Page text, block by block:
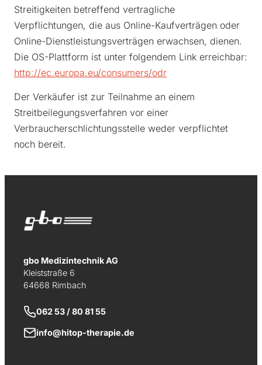
Streitigkeiten betreffend vertragliche
Verpflichtungen, die aus Online-Kaufverträgen oder
Online-Dienstleistungsverträgen erwachsen, dienen.
Die OS-Plattform ist unter folgendem Link erreichbar:
http://ec.europa.eu/consumers/odr
Der Verkäufer ist zur Teilnahme an einem
Streitbeilegungsverfahren vor einer
Verbraucherschlichtungsstelle weder verpflichtet
noch bereit.
gbo Medizintechnik AG
Kleiststraße 6
64668 Rimbach
062 53 / 80 81 55
info@hitop-therapie.de